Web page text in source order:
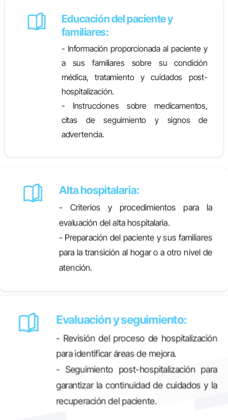
Educación del paciente y
familiares:
- Información proporcionada al paciente y
a sus familiares sobre su condición
médica, tratamiento y cuidados post-
hospitalización.
- Instrucciones sobre medicamentos,
citas de seguimiento y signos de
advertencia.
Alta hospitalaria:
- Criterios y procedimientos para la
evaluación del alta hospitalaria.
- Preparación del paciente y sus familiares
para la transición al hogar o a otro nivel de
atención.
Evaluación y seguimiento:
- Revisión del proceso de hospitalización
para identificar áreas de mejora.
- Seguimiento post-hospitalización para
garantizar la continuidad de cuidados y la
recuperación del paciente.